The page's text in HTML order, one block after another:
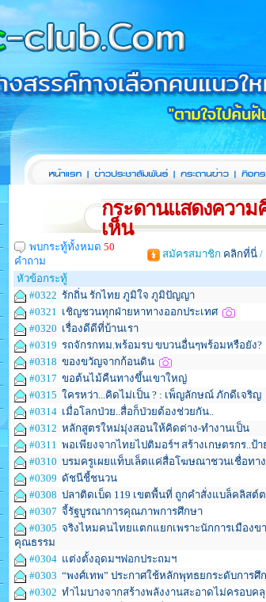
กระดานแสดงความ
เห็น
พบกระทู้ทั้งหมด 50
คำถาม
สมัครสมาชิก คลิกที่นี่/
หัวข้อกระทู้
#0322 รักถิ่น รักไทย ภูมิใจ ภูมิปัญญา
#0321 เชิญชวนทุกฝ่ายหาทางออกประเทศ
#0320 เรื่องดีดีที่บ้านเรา
#0319 รถจักรกทม.พร้อมรบ ขบวนอื่นๆพร้อมหรือยัง?
#0318 ของขวัญจากก้อนดิน
#0317 ขอต้นไม้คืนทางขึ้นเขาใหญ่
#0315 ใครหว่า...คิดไม่เป็น ? : เพ็ญลักษณ์ ภักดีเจริญ
#0314 เมื่อโลกป่วย..สื่อก็ป่วยต้องช่วยกัน..
#0312 หลักสูตรใหม่มุ่งสอนให้คิดต่าง-ทำงานเป็น
#0311 พอเพียงจากไทยไปติมอร์ฯ สร้างเกษตรกร..ป้
#0310 บรมครูเผยแท็บเล็ตแค่สื่อโฆษณาชวนเชื่อทาง
#0309 ดัชนีชี้ชนวน
#0308 ปลาติดเบ็ด 119 เขตพื้นที่ ถูกคำสั่งแบล็คลิสต์
#0307 จี้รัฐบูรณาการคุณภาพการศึกษา
#0305 จริงไหมคนไทยแตกแยกเพราะนักการเมืองข
คุณธรรม
#0304 แต่งตั้งอุดมฯฟอกประถมฯ
#0303 “พงศ์เทพ” ประกาศใช้หลักพุทธยกระดับการศึ
#0302 ทำไมบางจากสร้างพลังงานสะอาดไม่ครอบค